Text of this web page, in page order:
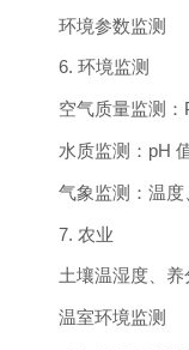
环境参数监测
6. 环境监测
空气质量监测
水质监测：pH
气象监测：温
7. 农业
土壤温湿度、
温室环境监测